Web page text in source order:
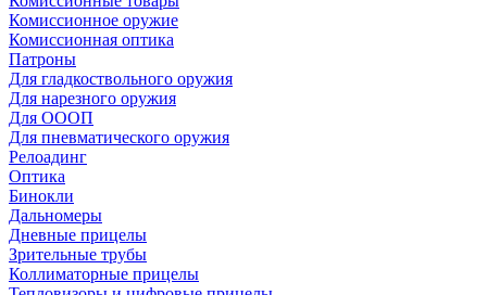
Комиссионное оружие
Комиссионная оптика
Патроны
Для гладкоствольного оружия
Для нарезного оружия
Для ОООП
Для пневматического оружия
Релоадинг
Оптика
Бинокли
Дальномеры
Дневные прицелы
Зрительные трубы
Коллиматорные прицелы